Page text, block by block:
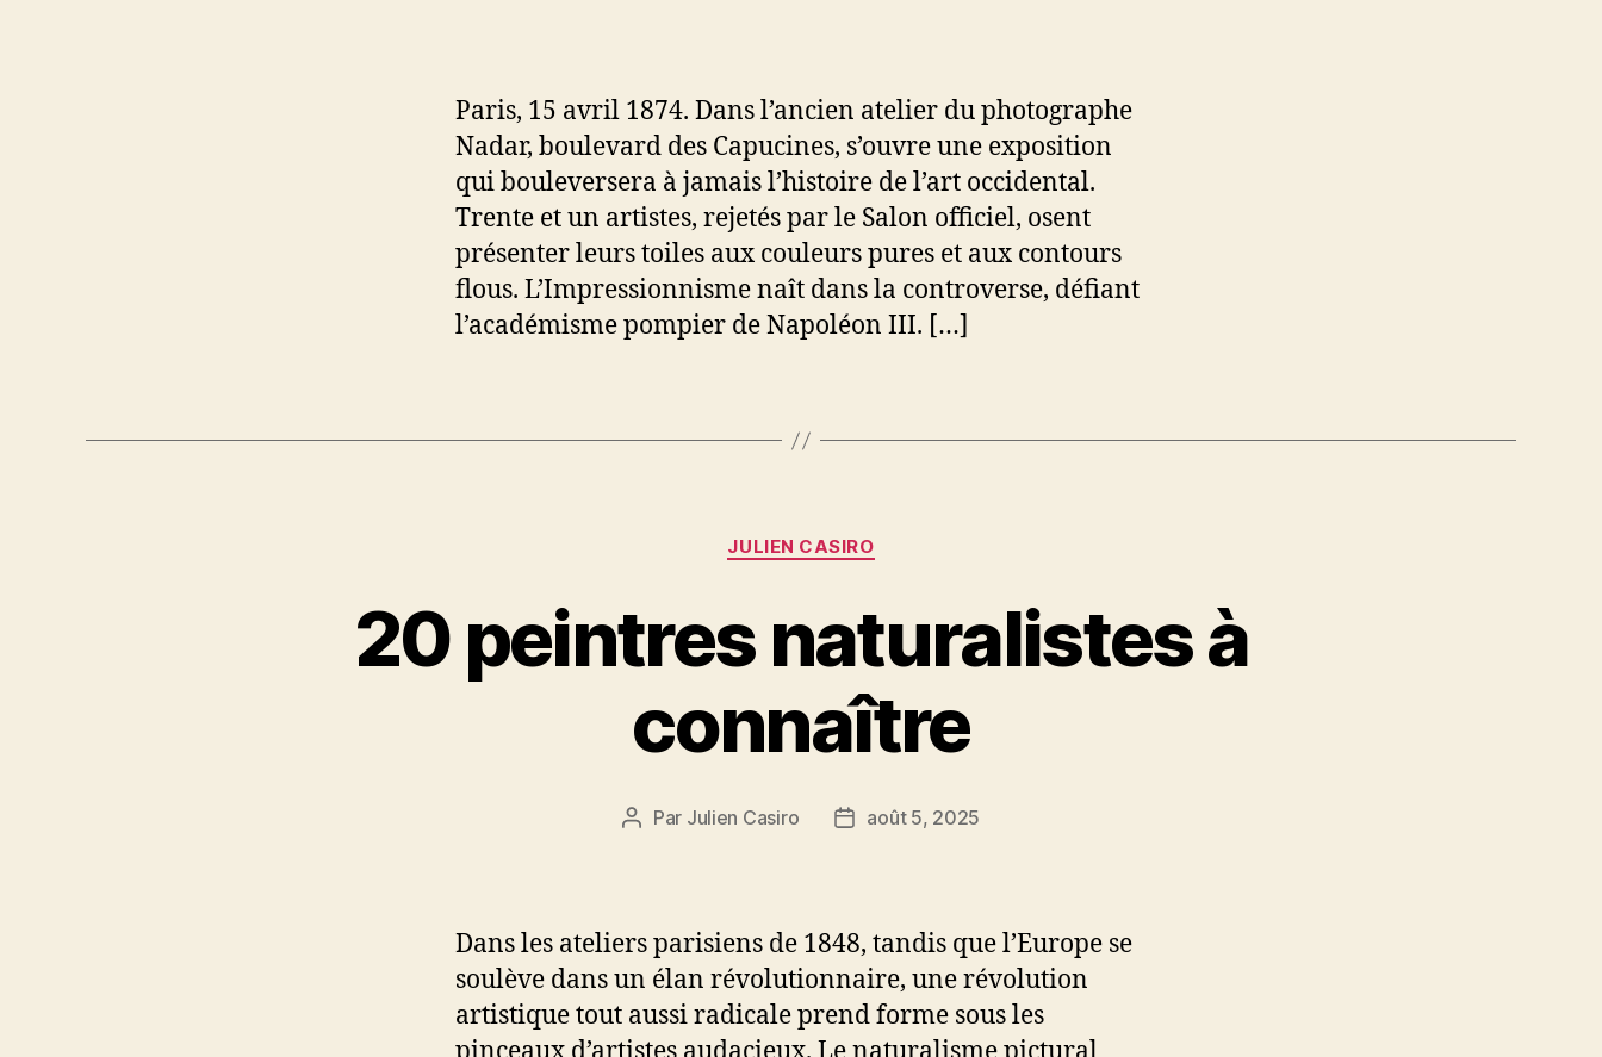
Paris, 15 avril 1874. Dans l’ancien atelier du photographe
Nadar, boulevard des Capucines, s’ouvre une exposition
qui bouleversera à jamais l’histoire de l’art occidental.
Trente et un artistes, rejetés par le Salon officiel, osent
présenter leurs toiles aux couleurs pures et aux contours
flous. L’Impressionnisme naît dans la controverse, défiant
l’académisme pompier de Napoléon III. […]
Catégories
JULIEN CASIRO
20 peintres naturalistes à
connaître
Auteur
Par Julien Casiro
Dateaoût 5, 2025
Dans les ateliers parisiens de 1848, tandis que l’Europe se
soulève dans un élan révolutionnaire, une révolution
artistique tout aussi radicale prend forme sous les